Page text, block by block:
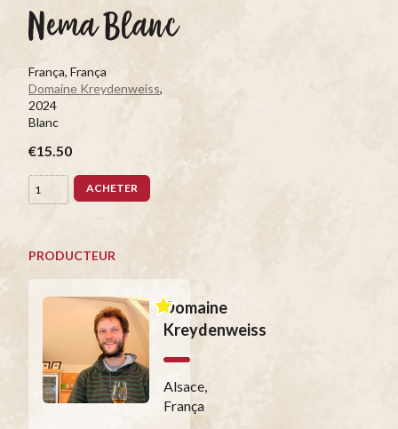
Nema Blanc
França, França
Domaine Kreydenweiss,
2024
Blanc
€15.50
ACHETER
PRODUCTEUR
Domaine
Kreydenweiss
Alsace,
França